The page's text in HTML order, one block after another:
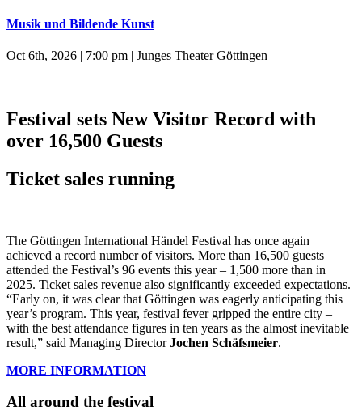
Musik und Bildende Kunst
Oct 6th, 2026 | 7:00 pm | Junges Theater Göttingen
Festival sets New Visitor Record with
over 16,500 Guests
Ticket sales running
The Göttingen International Händel Festival has once again
achieved a record number of visitors. More than 16,500 guests
attended the Festival’s 96 events this year – 1,500 more than in
2025. Ticket sales revenue also significantly exceeded expectations.
“Early on, it was clear that Göttingen was eagerly anticipating this
year’s program. This year, festival fever gripped the entire city –
with the best attendance figures in ten years as the almost inevitable
result,” said Managing DirectorJochen Schäfsmeier.
MORE INFORMATION
All around the festival